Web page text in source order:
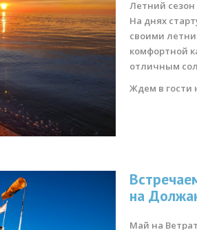
Летний
На днях
своими
комфортной
отличным
Ждем в гости
на
Май на